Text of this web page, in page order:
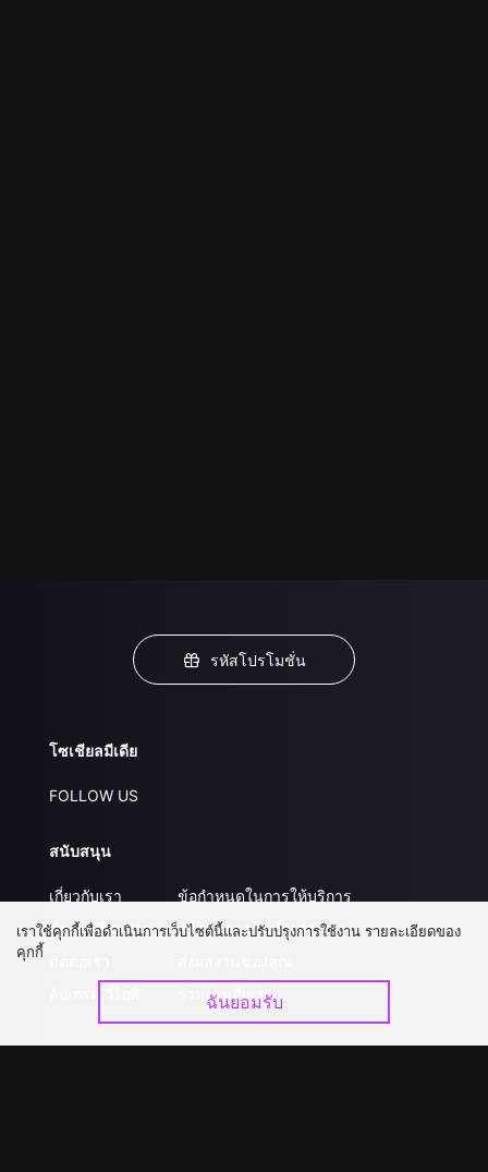
รหัสโปรโมชั่น
โซเชียลมีเดีย
FOLLOW US
สนับสนุน
เกี่ยวกับเรา
คำถามที่พบบ่อย
ข้อกำหนดในการให้บริการ
นโยบายความเป็นส่วนตัว
ร่วมงานกับเรา
เราใช้คุกกี้เพื่อดำเนินการเว็บไซต์นี้และปรับปรุงการใช้งาน รายละเอียดของ
คุกกี้
ฉันยอมรับ